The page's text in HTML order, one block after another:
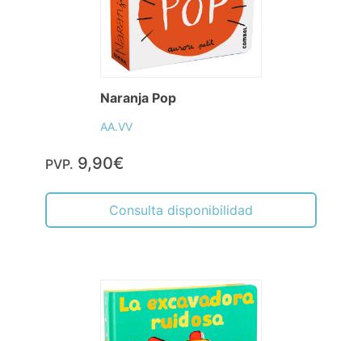
Naranja Pop
AA.VV
PVP. 9,90€
Consulta disponibilidad